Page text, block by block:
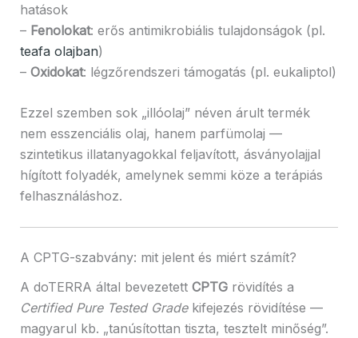
hatások
– Fenolokat: erős antimikrobiális tulajdonságok (pl.
teafa olajban)
– Oxidokat: légzőrendszeri támogatás (pl. eukaliptol)
Ezzel szemben sok „illóolaj” néven árult termék
nem esszenciális olaj, hanem parfümolaj —
szintetikus illatanyagokkal feljavított, ásványolajjal
hígított folyadék, amelynek semmi köze a terápiás
felhasználáshoz.
A CPTG-szabvány: mit jelent és miért számít?
A doTERRA által bevezetett CPTGrövidítés a
Certified Pure Tested Gradekifejezés rövidítése —
magyarul kb. „tanúsítottan tiszta, tesztelt minőség”.